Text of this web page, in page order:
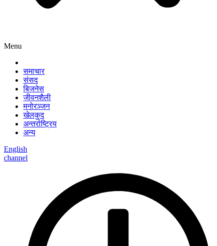
Menu
समाचार
संसद
बिजनेस
जीवनशैली
मनोरञ्जन
खेलकुद
अन्तर्राष्ट्रिय
अन्य
English
channel